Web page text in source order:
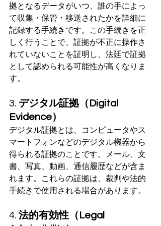
拠となるデータがいつ、誰の手によっ
て収集・保管・移送されたかを詳細に
記録する手続きです。この手続きを正
しく行うことで、証拠が不正に操作さ
れていないことを証明し、法廷で証拠
として認められる可能性が高くなりま
す。
3. デジタル証拠（Digital
Evidence）
デジタル証拠とは、コンピュータやス
マートフォンなどのデジタル機器から
得られる証拠のことです。メール、文
書、写真、動画、通信履歴などが含ま
れます。これらの証拠は、裁判や法的
手続きで使用される場合があります。
4. 法的有効性（Legal